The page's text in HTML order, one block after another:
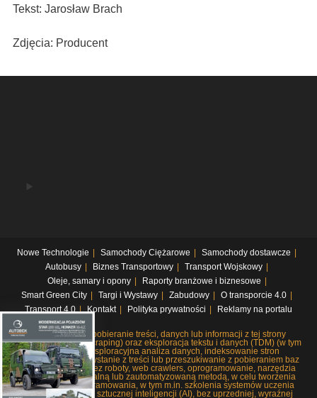
Tekst: Jarosław Brach
Zdjęcia: Producent
Nowe Technologie Samochody Ciężarowe
Samochody dostawcze
Autobusy
Biznes Transportowy
Transport Wojskowy
Oleje, samary i opony
Raporty branżowe i biznesowe
Smart Green City
Targi i Wystawy Zabudowy
O transporcie 4.0
Transport 4.0
Kontakt Polityka prywatności Reklamy na portalu
Systematyczne pobieranie treści, danych lub informacji z tej strony
internetowej (web scraping) oraz eksploracja tekstu i danych (TDM) (w tym
pobieranie i eksploracyjna analiza danych, indeksowanie stron
internetowych, korzystanie z treści lub przeszukiwanie z pobieraniem baz
danych), czy to przez roboty, web crawlers, oprogramowanie, narzędzia
lub dowolną manualną lub zautomatyzowaną metodą, w celu tworzenia
lub rozwoju oprogramowania, w tym m.in. szkolenia systemów uczenia
maszynowego lub sztucznej inteligencji (AI), bez uprzedniej, wyraźnej